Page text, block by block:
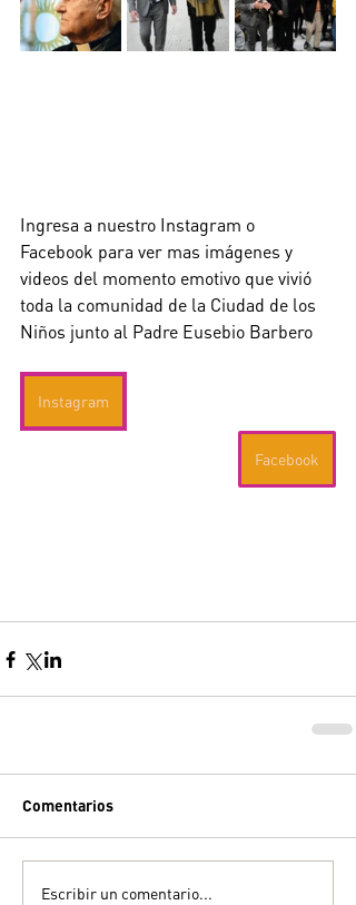
Ingresa a nuestro Instagram o
Facebook para ver mas imágenes y
videos del momento emotivo que vivió
toda la comunidad de la Ciudad de los
Niños junto al Padre Eusebio Barbero
Instagram
Facebook
Comentarios
Escribir un comentario...